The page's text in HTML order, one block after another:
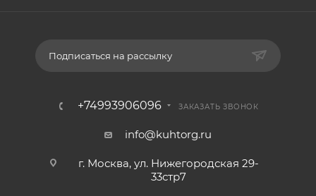
Подписаться на рассылку
+74993906096 ЗАКАЗАТЬ ЗВОНОК
info@kuhtorg.ru
г. Москва, ул. Нижегородская 29-
33стр7